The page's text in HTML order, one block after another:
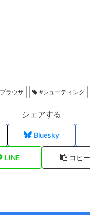
_ブラウザ #シューティング
シェアする
Bluesky
LINE コピー